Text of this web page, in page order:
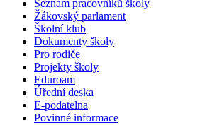
Seznam pracovníků školy
Žákovský parlament
Školní klub
Dokumenty školy
Pro rodiče
Projekty školy
Eduroam
Úřední deska
E-podatelna
Povinné informace